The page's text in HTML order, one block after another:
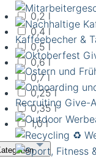
Kaffeebecher &
Recruiting Give-
0,2 l
0,4 l
0,5 l
0,6 l
0,7 l
0,25 l
0,35 l
1,0 l